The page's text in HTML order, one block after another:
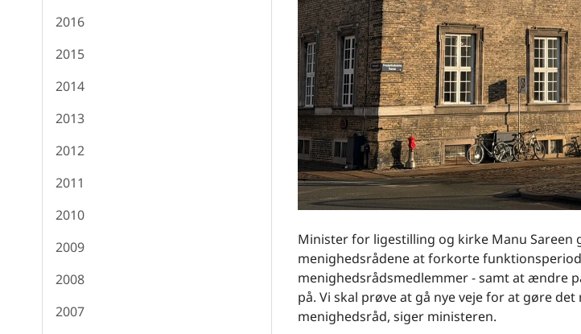
2016
2015
2014
2013
2012
2011
2010
2009
2008
2007
Minister for ligestilling og kirke Manu
menighedsrådene at forkorte
menighedsrådsmedlemmer - samt at ændre
på. Vi skal prøve at gå nye veje for at gøre
menighedsråd, siger ministeren.